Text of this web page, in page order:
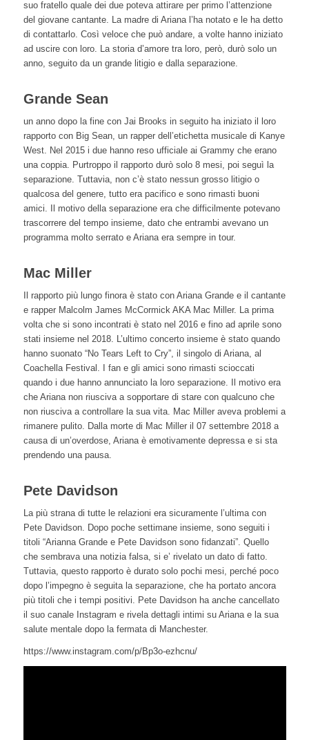
suo fratello quale dei due poteva attirare per primo l’attenzione
del giovane cantante. La madre di Ariana l’ha notato e le ha detto
di contattarlo. Così veloce che può andare, a volte hanno iniziato
ad uscire con loro. La storia d’amore tra loro, però, durò solo un
anno, seguito da un grande litigio e dalla separazione.
Grande Sean
un anno dopo la fine con Jai Brooks in seguito ha iniziato il loro
rapporto con Big Sean, un rapper dell’etichetta musicale di Kanye
West. Nel 2015 i due hanno reso ufficiale ai Grammy che erano
una coppia. Purtroppo il rapporto durò solo 8 mesi, poi seguì la
separazione. Tuttavia, non c’è stato nessun grosso litigio o
qualcosa del genere, tutto era pacifico e sono rimasti buoni
amici. Il motivo della separazione era che difficilmente potevano
trascorrere del tempo insieme, dato che entrambi avevano un
programma molto serrato e Ariana era sempre in tour.
Mac Miller
Il rapporto più lungo finora è stato con Ariana Grande e il cantante
e rapper Malcolm James McCormick AKA Mac Miller. La prima
volta che si sono incontrati è stato nel 2016 e fino ad aprile sono
stati insieme nel 2018. L’ultimo concerto insieme è stato quando
hanno suonato “No Tears Left to Cry”, il singolo di Ariana, al
Coachella Festival. I fan e gli amici sono rimasti scioccati
quando i due hanno annunciato la loro separazione. Il motivo era
che Ariana non riusciva a sopportare di stare con qualcuno che
non riusciva a controllare la sua vita. Mac Miller aveva problemi a
rimanere pulito. Dalla morte di Mac Miller il 07 settembre 2018 a
causa di un’overdose, Ariana è emotivamente depressa e si sta
prendendo una pausa.
Pete Davidson
La più strana di tutte le relazioni era sicuramente l’ultima con
Pete Davidson. Dopo poche settimane insieme, sono seguiti i
titoli “Arianna Grande e Pete Davidson sono fidanzati”. Quello
che sembrava una notizia falsa, si e’ rivelato un dato di fatto.
Tuttavia, questo rapporto è durato solo pochi mesi, perché poco
dopo l’impegno è seguita la separazione, che ha portato ancora
più titoli che i tempi positivi. Pete Davidson ha anche cancellato
il suo canale Instagram e rivela dettagli intimi su Ariana e la sua
salute mentale dopo la fermata di Manchester.
https://www.instagram.com/p/Bp3o-ezhcnu/